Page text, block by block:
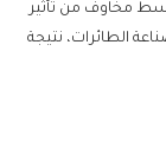
مخاوف من تأثير
الطائرات، نتيجة